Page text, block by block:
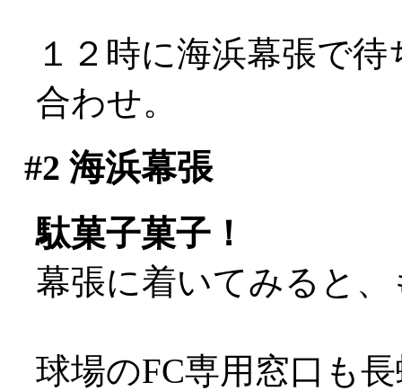
１２時に海浜幕張で
合わせ。
#2 海浜幕張
駄菓子菓子！
幕張に着いてみると
球場のFC専用窓口も